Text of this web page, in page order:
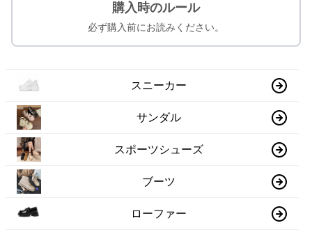
購入時のルール
必ず購入前にお読みください。
スニーカー
サンダル
スポーツシューズ
ブーツ
ローファー